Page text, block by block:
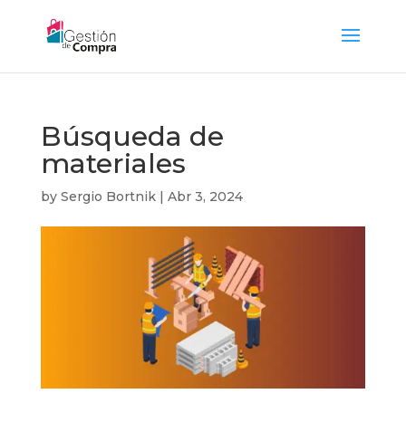
Búsqueda de
materiales
by Sergio Bortnik| Abr 3, 2024